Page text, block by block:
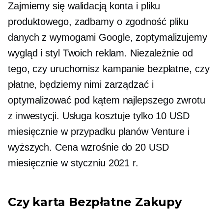
Zajmiemy się walidacją konta i pliku
produktowego, zadbamy o zgodność pliku
danych z wymogami Google, zoptymalizujemy
wygląd i styl Twoich reklam. Niezależnie od
tego, czy uruchomisz kampanie bezpłatne, czy
płatne, będziemy nimi zarządzać i
optymalizować pod kątem najlepszego zwrotu
z inwestycji. Usługa kosztuje tylko 10 USD
miesięcznie w przypadku planów Venture i
wyższych. Cena wzrośnie do 20 USD
miesięcznie w styczniu 2021 r.
Czy karta Bezpłatne Zakupy